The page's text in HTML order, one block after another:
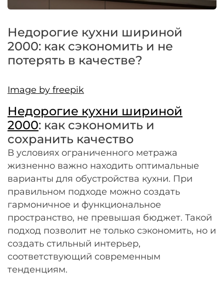
Недорогие кухни шириной
2000: как сэкономить и не
потерять в качестве?
Image by freepik
Недорогие кухни шириной
2000: как сэкономить и
сохранить качество
В условиях ограниченного метража
жизненно важно находить оптимальные
варианты для обустройства кухни. При
правильном подходе можно создать
гармоничное и функциональное
пространство, не превышая бюджет. Такой
подход позволит не только сэкономить, но и
создать стильный интерьер,
соответствующий современным
тенденциям.
Оплачивайте сегодня только25% картой
Получайте товар
выбранный способом
Оставшиеся
списыватьсяс вашей карты
по 25%каждые 2 недели
Подробнее
об оплате Плайтом
25
Остались вопросы?
8 800 302-02-51
plait.ru